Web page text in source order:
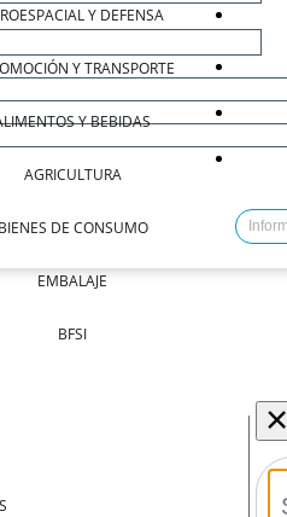
Y DEFENSA
Y TRANSPORTE
Y BEBIDAS
AGRICULTURA
BIENES DE CONSUMO
EMBALAJE
BFSI
×